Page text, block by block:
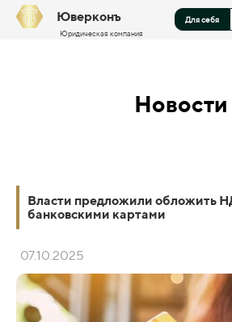
Юверконъ
Юридическая компания
Для себя
Новости
Власти предложили обложить
банковскими картами
07.10.2025